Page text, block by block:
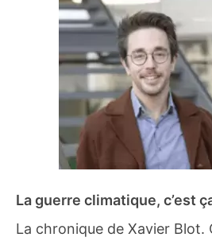
La guerre climatique, c’est
La chronique de Xavier Blot.